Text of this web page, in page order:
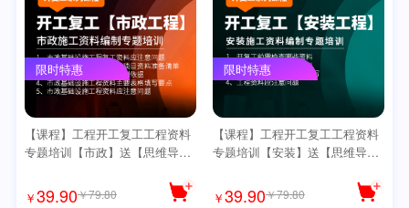
限时特惠
【课程】工程开工复工工程资料
专题培训【市政】送【思维导
￥39.90￥79.80
限时特惠
【课程】工程开工复工工程资料
专题培训【安装】送【思维导
￥39.90￥79.80